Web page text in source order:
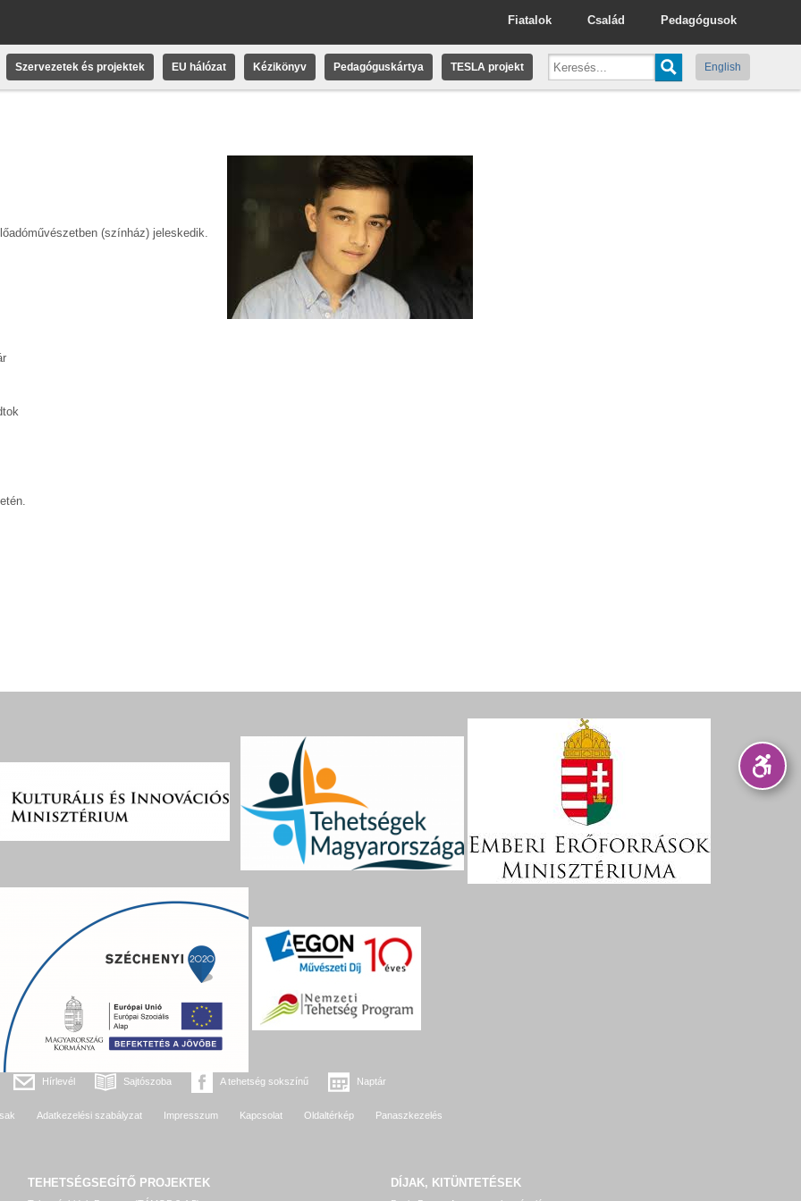
Pedagógusok
Család
Fiatalok
Szervezetek és projektek EU hálózat Kézikönyv Pedagóguskártya TESLA projekt English
(színház) jeleskedik.
Hírlevél Sajtószoba A tehetség sokszínű Naptár
Adatkezelési szabályzat Impresszum Kapcsolat Oldaltérkép Panaszkezelés
TEHETSÉGSEGÍTŐ PROJEKTEK DÍJAK, KITÜNTETÉSEK